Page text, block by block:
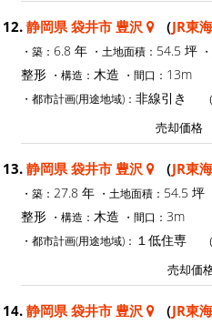
12. 静岡県 袋井市 豊沢 （JR東
・築： 6.8 年 ・土地面積： 54.5 坪
整形 ・構造： 木造 ・間口： 13m
・都市計画(用途地域)： 非線引き
売却価格
13. 静岡県 袋井市 豊沢 （JR東
・築： 27.8 年 ・土地面積： 54.5 坪
整形 ・構造： 木造 ・間口： 3m
・都市計画(用途地域)： １低住専
売却価
14. 静岡県 袋井市 豊沢 （JR東